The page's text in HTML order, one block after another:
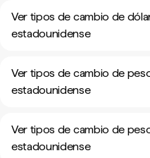
Ver tipos de cambio de
estadounidense
Ver tipos de cambio de
estadounidense
Ver tipos de cambio de
estadounidense